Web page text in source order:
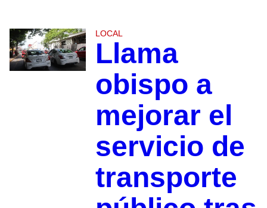
LOCAL
Llama
obispo a
mejorar el
servicio de
transporte